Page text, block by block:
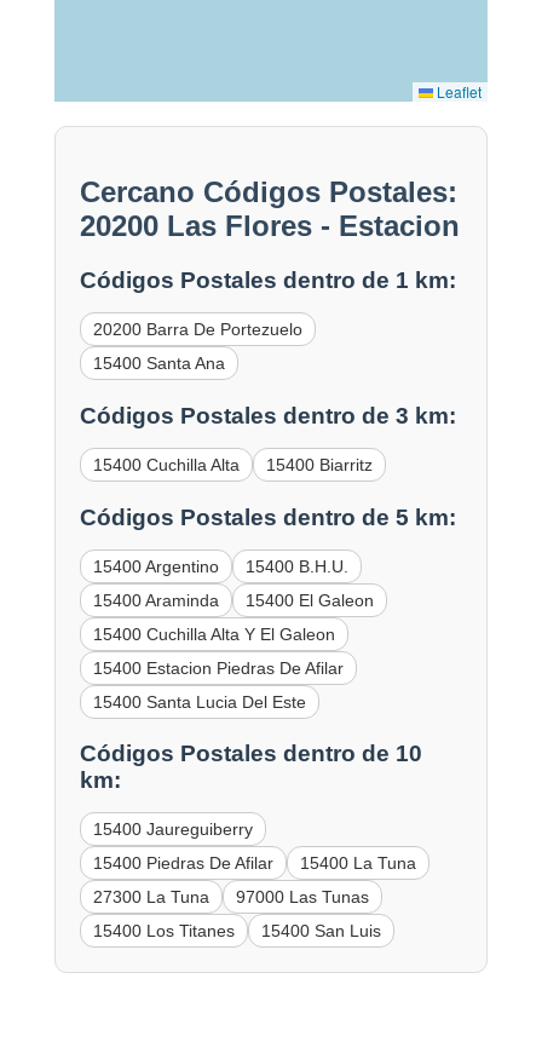
Leaflet
Cercano Códigos Postales:
20200 Las Flores - Estacion
Códigos Postales dentro de 1 km:
20200 Barra De Portezuelo
15400 Santa Ana
Códigos Postales dentro de 3 km:
15400 Cuchilla Alta 15400 Biarritz
Códigos Postales dentro de 5 km:
15400 Argentino
15400 B.H.U.
15400 Araminda
15400 El Galeon
15400 Cuchilla Alta Y El Galeon
15400 Estacion Piedras De Afilar
15400 Santa Lucia Del Este
Códigos Postales dentro de 10
km:
15400 Jaureguiberry
15400 Piedras De Afilar
15400 La Tuna
27300 La Tuna
97000 Las Tunas
15400 Los Titanes
15400 San Luis